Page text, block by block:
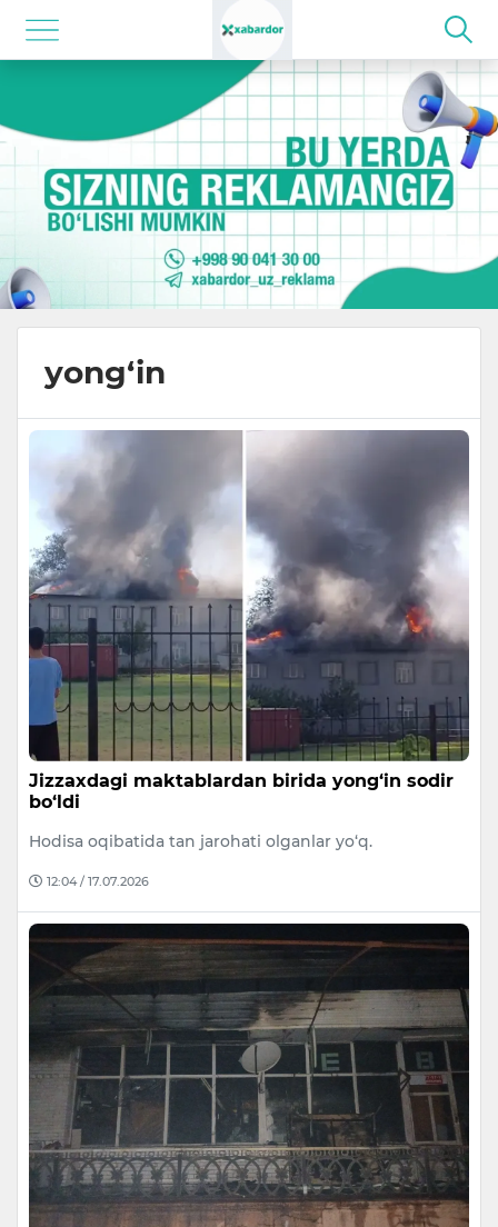
yong‘in
Jizzaxdagi maktablardan birida yong‘in sodir
bo‘ldi
Hodisa oqibatida tan jarohati olganlar yo‘q.
12:04 / 17.07.2026